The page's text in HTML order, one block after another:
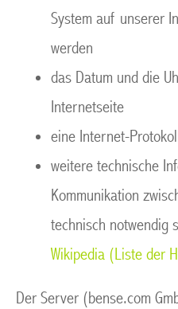
System auf unserer
werden
das Datum und die
Internetseite
eine Internet-
weitere technische
Kommunikation
technisch notwendig
Wikipedia (Liste der
Der Server (bense.com